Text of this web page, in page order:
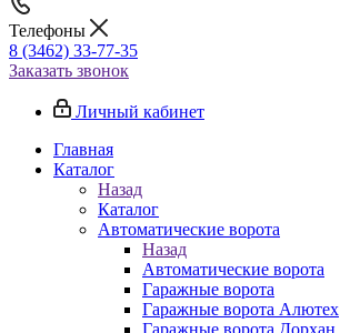
Телефоны
8 (3462) 33-77-35
Заказать звонок
Личный кабинет
Главная
Каталог
Назад
Каталог
Автоматические ворота
Назад
Автоматические ворота
Гаражные ворота
Гаражные ворота Алютех
Гаражные ворота Дорхан